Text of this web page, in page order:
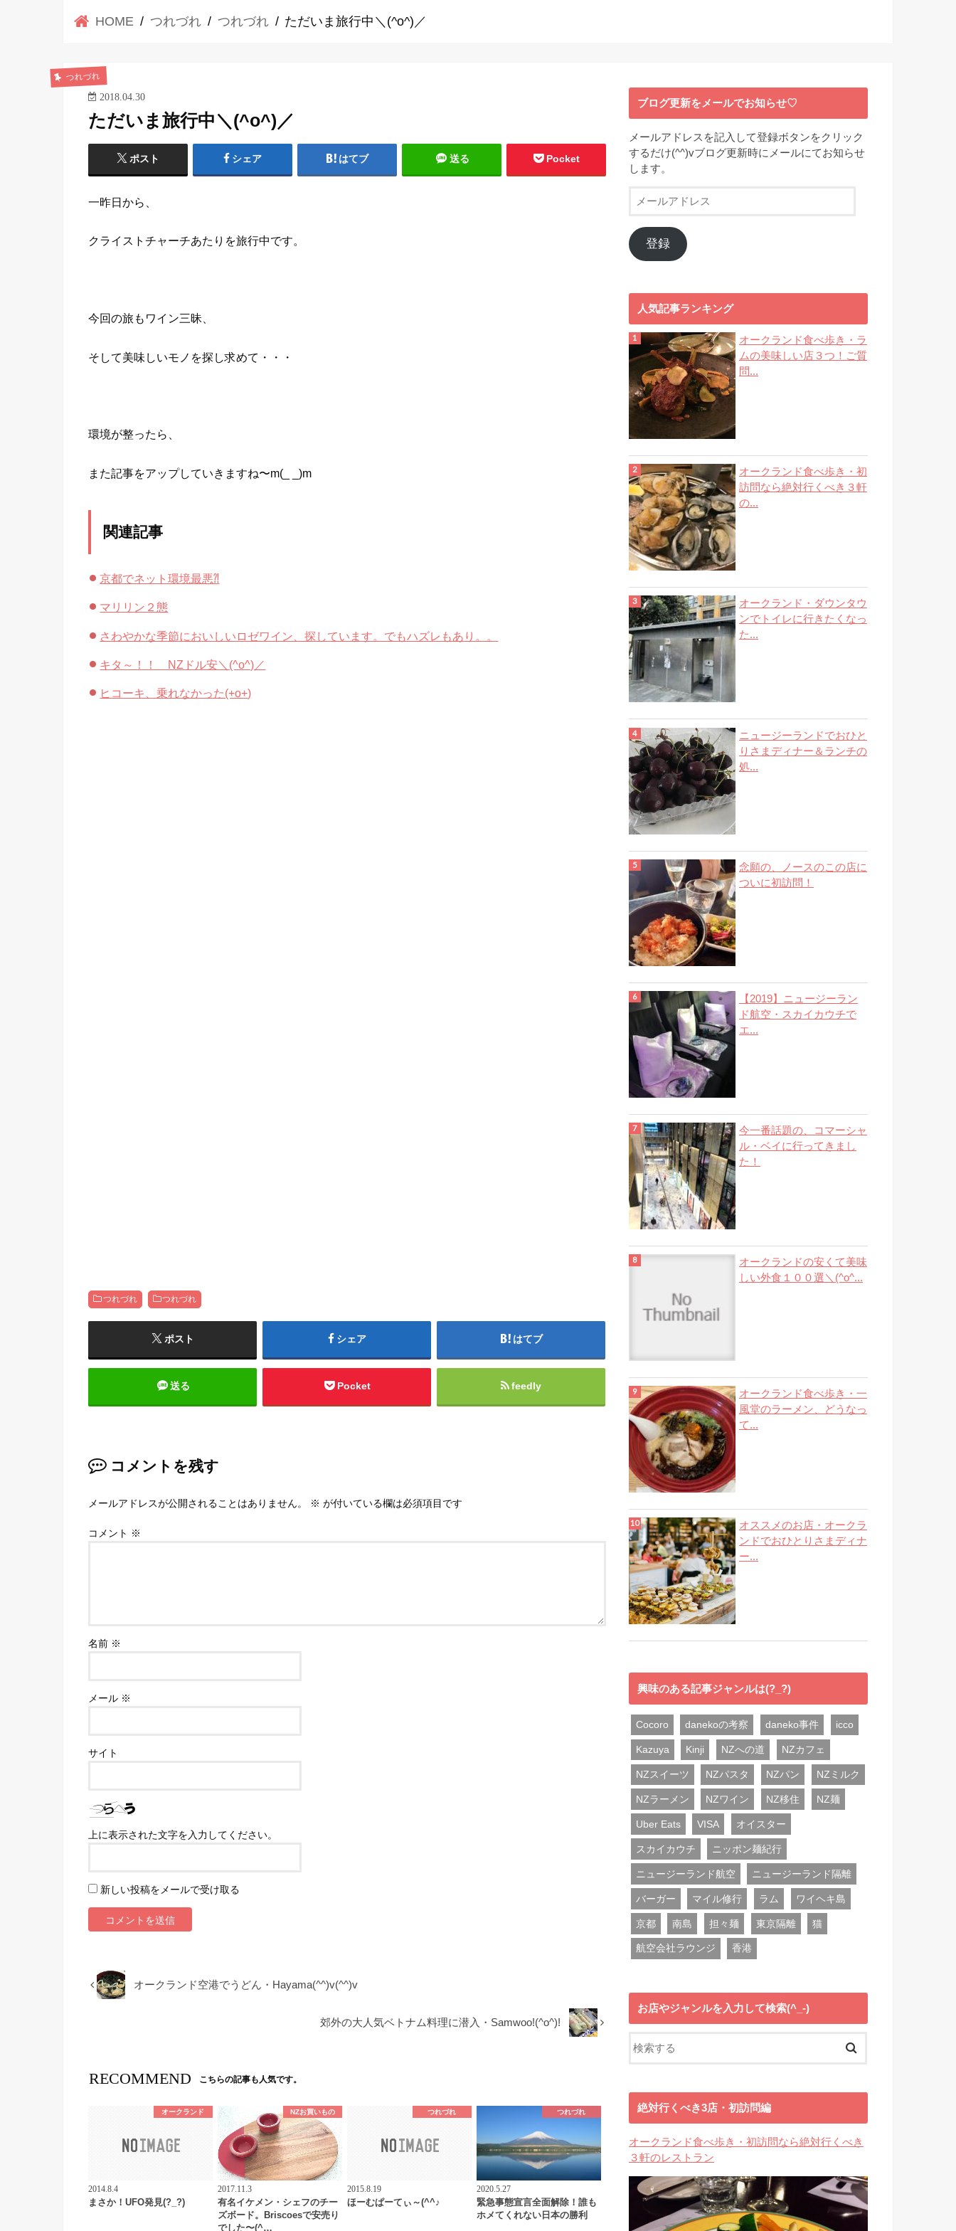
HOME つれづれ つれづれ ただいま旅行中＼(^o^)／
つれづれ
2018.04.30
ただいま旅行中＼(^o^)／
ポスト シェア はてブ 送る Pocket
一昨日から、
クライストチャーチあたりを旅行中です。
今回の旅もワイン三昧、
そして美味しいモノを探し求めて・・・
環境が整ったら、
また記事をアップしていきますね〜m(_ _)m
関連記事
京都でネット環境最悪⁈
マリリン２態
さわやかな季節においしいロゼワイン、探しています。でもハズレもあり。。
キタ～！！ NZドル安＼(^o^)／
ヒコーキ、乗れなかった(+o+)
つれづれ つれづれ
ポスト シェア はてブ
送る Pocket feedly
コメントを残す
メールアドレスが公開されることはありません。 ※ が付いている欄は必須項目です
コメント ※
名前 ※
メール ※
サイト
上に表示された文字を入力してください。
新しい投稿をメールで受け取る
オークランド空港でうどん・Hayama(^^)v(^^)v
郊外の大人気ベトナム料理に潜入・Samwoo!(^o^)!
RECOMMEND こちらの記事も人気です。
オークランド
2014.8.4
まさか！UFO発見(?_?)
NZお買いもの
2017.11.3
有名イケメン・シェフのチー
ズボード。Briscoesで安売り
でした〜(^…
つれづれ
2015.8.19
ほーむぱーてぃ～(^^♪
つれづれ
2020.5.27
緊急事態宣言全面解除！誰も
ホメてくれない日本の勝利
ブログ更新をメールでお知らせ♡
メールアドレスを記入して登録ボタンをクリック
するだけ(^^)vブログ更新時にメールにてお知らせ
します。
ー
ア
ド
登録
人気記事ランキング
オークランド食べ歩き・ラ
ムの美味しい店３つ！ご質
問...
オークランド食べ歩き・初
訪問なら絶対行くべき３軒
の...
オークランド・ダウンタウ
ンでトイレに行きたくなっ
た...
ニュージーランドでおひと
りさまディナー＆ランチの
処...
念願の、ノースのこの店に
ついに初訪問！
【2019】ニュージーラン
ド航空・スカイカウチで
エ...
今一番話題の、コマーシャ
ル・ベイに行ってきまし
た！
オークランドの安くて美味
しい外食１００選＼(^o^...
オークランド食べ歩き・一
風堂のラーメン、どうなっ
て...
オススメのお店・オークラ
ンドでおひとりさまディナ
ー...
興味のある記事ジャンルは(?_?)
Cocoro danekoの考察 daneko事件 icco
Kazuya Kinji NZへの道 NZカフェ
NZスイーツ NZパスタ NZパン NZミルク
NZラーメン NZワイン NZ移住 NZ麺
Uber Eats VISA オイスター
スカイカウチ ニッポン麺紀行
ニュージーランド航空 ニュージーランド隔離
バーガー マイル修行 ラム ワイヘキ島
京都 南島 担々麺 東京隔離 猫
航空会社ラウンジ 香港
お店やジャンルを入力して検索(^_-)
絶対行くべき3店・初訪問編
オークランド食べ歩き・初訪問なら絶対行くべき
３軒のレストラン